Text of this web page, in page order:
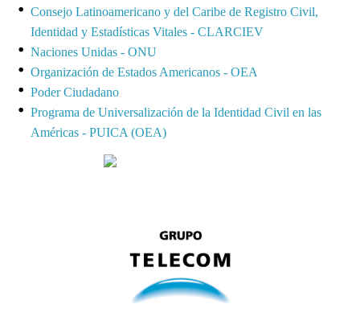
Consejo Latinoamericano y del Caribe de Registro Civil,
Identidad y Estadísticas Vitales - CLARCIEV
Naciones Unidas - ONU
Organización de Estados Americanos - OEA
Poder Ciudadano
Programa de Universalización de la Identidad Civil en las
Américas - PUICA (OEA)